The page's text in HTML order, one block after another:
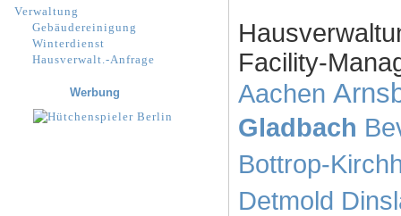
Facility-
Aachen
Gladbach
Bottrop-
Detmold
Verwaltung
Gebäudereinigung
Winterdienst
Hausverwalt.-Anfrage
Werbung